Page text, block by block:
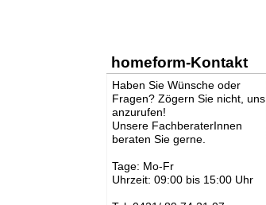
»Alexander Schenk
» Althaus, Thomas
» amei
» Andrea Crosetta
»Andreas Kräftner
»Andreas Ulbricht
»Anna-Maria Nilsson
»Antonio Norero
»ANTRAX Designteam
homeform-Kontakt
Haben Sie Wünsche oder
Fragen? Zögern Sie nicht, uns
anzurufen!
Unsere FachberaterInnen
beraten Sie gerne.
Tage: Mo-Fr
Uhrzeit: 09:00 bis 15:00 Uhr